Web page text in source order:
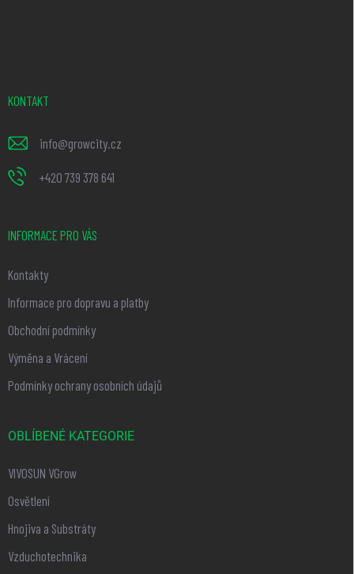
KONTAKT
info@growcity.cz
+420 739 378 641
INFORMACE PRO VÁS
Kontakty
Informace pro dopravu a platby
Obchodní podmínky
Výměna a Vrácení
Podmínky ochrany osobních údajů
OBLÍBENÉ KATEGORIE
VIVOSUN VGrow
Osvětlení
Hnojiva a Substráty
Vzduchotechnika